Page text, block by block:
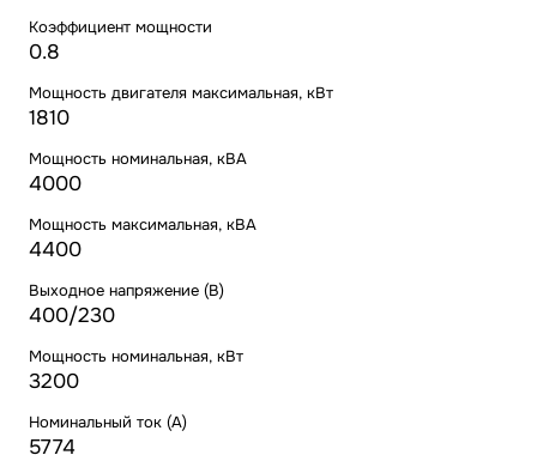
Коэффициент мощности
0.8
Мощность двигателя максимальная, кВт
1810
Мощность номинальная, кВА
4000
Мощность максимальная, кВА
4400
Выходное напряжение (В)
400/230
Мощность номинальная, кВт
3200
Номинальный ток (А)
5774